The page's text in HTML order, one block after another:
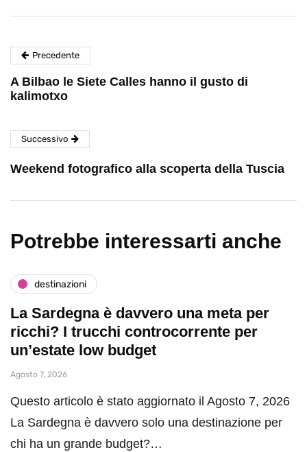
Precedente
A Bilbao le Siete Calles hanno il gusto di
kalimotxo
Successivo
Weekend fotografico alla scoperta della Tuscia
Potrebbe interessarti anche
destinazioni
La Sardegna è davvero una meta per
ricchi? I trucchi controcorrente per
un’estate low budget
Agosto 7, 2026
Questo articolo è stato aggiornato il Agosto 7, 2026
La Sardegna è davvero solo una destinazione per
chi ha un grande budget?…